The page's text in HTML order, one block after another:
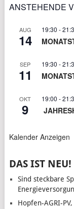
ANSTEHENDE
AUG
14
19:30 -
SEP
11
19:30 -
OKT
9
19:00 -
Kalender Anzeigen
DAS IST NEU!
Sind steckbare
Hopfen-AGRI-